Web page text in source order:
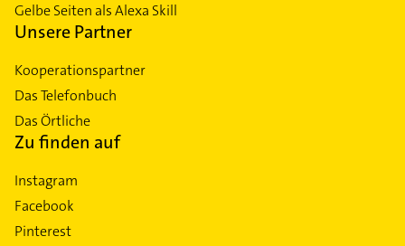
Gelbe Seiten als Alexa Skill
Unsere Partner
Kooperationspartner
Das Telefonbuch
Das Örtliche
Zu finden auf
Instagram
Facebook
Pinterest